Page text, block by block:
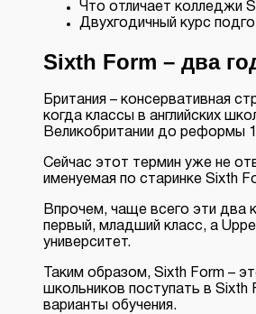
Что отличает колледжи
Двухгодичный курс
Sixth Form – два
Британия – консервативная
когда классы в английских
Великобритании до реформы
Сейчас этот термин уже не
именуемая по старинке Sixth
Впрочем, чаще всего эти два
первый, младший класс, а
университет.
Таким образом, Sixth Form –
школьников поступать в
варианты обучения.